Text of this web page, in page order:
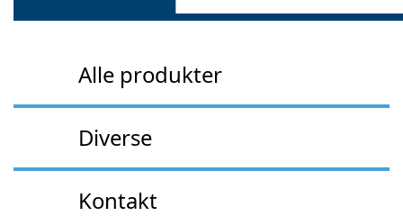
Alle produkter
Diverse
Kontakt